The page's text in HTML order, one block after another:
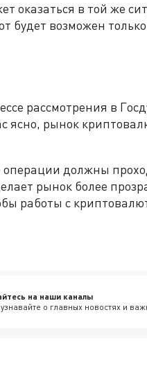
оказаться в той же
возможен
рассмотрения в
ясно, рынок
должны
рынок более
работы с
на наши каналы
о главных новостях и